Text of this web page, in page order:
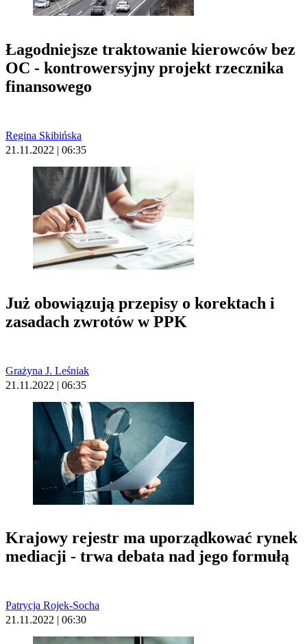
Łagodniejsze traktowanie kierowców bez
OC - kontrowersyjny projekt rzecznika
finansowego
Regina Skibińska
21.11.2022 | 06:35
Już obowiązują przepisy o korektach i
zasadach zwrotów w PPK
Grażyna J. Leśniak
21.11.2022 | 06:35
Krajowy rejestr ma uporządkować rynek
mediacji - trwa debata nad jego formułą
Patrycja Rojek-Socha
21.11.2022 | 06:30